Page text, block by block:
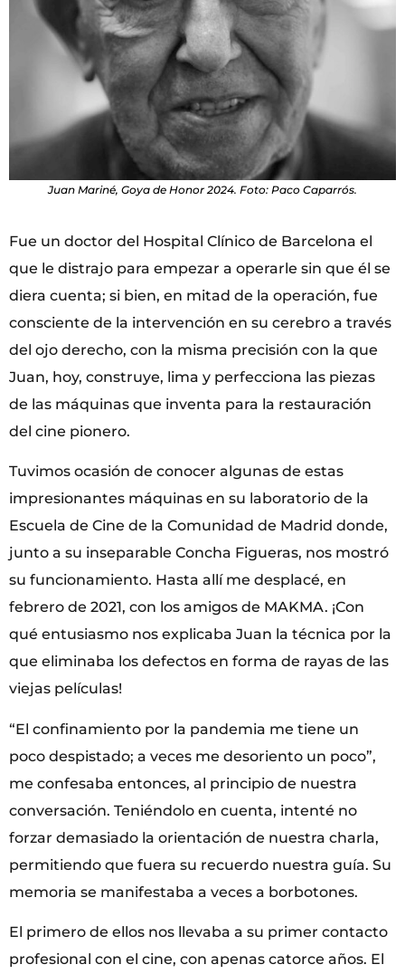
Juan Mariné, Goya de Honor 2024. Foto: Paco Caparrós.
Fue un doctor del Hospital Clínico de Barcelona el
que le distrajo para empezar a operarle sin que él se
diera cuenta; si bien, en mitad de la operación, fue
consciente de la intervención en su cerebro a través
del ojo derecho, con la misma precisión con la que
Juan, hoy, construye, lima y perfecciona las piezas
de las máquinas que inventa para la restauración
del cine pionero.
Tuvimos ocasión de conocer algunas de estas
impresionantes máquinas en su laboratorio de la
Escuela de Cine de la Comunidad de Madrid donde,
junto a su inseparable Concha Figueras, nos mostró
su funcionamiento. Hasta allí me desplacé, en
febrero de 2021, con los amigos de MAKMA. ¡Con
qué entusiasmo nos explicaba Juan la técnica por la
que eliminaba los defectos en forma de rayas de las
viejas películas!
“El confinamiento por la pandemia me tiene un
poco despistado; a veces me desoriento un poco”,
me confesaba entonces, al principio de nuestra
conversación. Teniéndolo en cuenta, intenté no
forzar demasiado la orientación de nuestra charla,
permitiendo que fuera su recuerdo nuestra guía. Su
memoria se manifestaba a veces a borbotones.
El primero de ellos nos llevaba a su primer contacto
profesional con el cine, con apenas catorce años. El